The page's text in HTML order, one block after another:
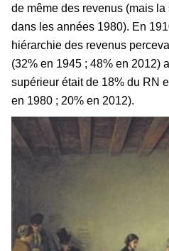
de même des revenus (mais la
dans les années 1980). En
hiérarchie des revenus
(32% en 1945 ; 48% en 2012)
supérieur était de 18% du RN
en 1980 ; 20% en 2012).